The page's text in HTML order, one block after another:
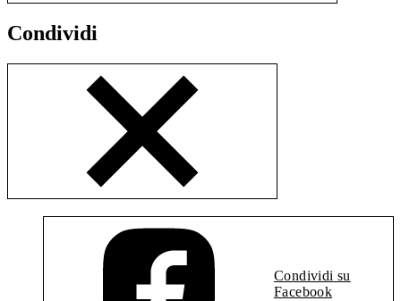
Condividi
Condividi su
Facebook